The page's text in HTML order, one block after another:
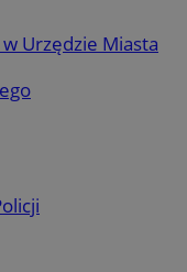
w Urzędzie Miasta